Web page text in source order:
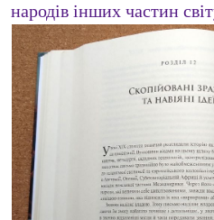
народів інших частин